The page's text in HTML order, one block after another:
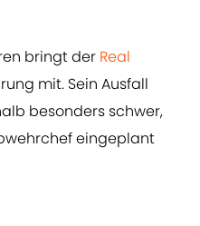
bringt der Real
mit. Sein Ausfall
besonders schwer,
eingeplant